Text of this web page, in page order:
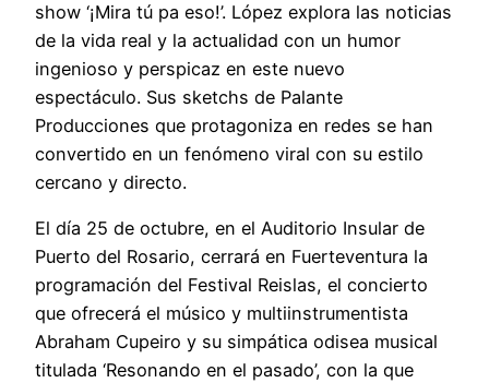
show ‘¡Mira tú pa eso!’. López explora las noticias
de la vida real y la actualidad con un humor
ingenioso y perspicaz en este nuevo
espectáculo. Sus sketchs de Palante
Producciones que protagoniza en redes se han
convertido en un fenómeno viral con su estilo
cercano y directo.
El día 25 de octubre, en el Auditorio Insular de
Puerto del Rosario, cerrará en Fuerteventura la
programación del Festival Reislas, el concierto
que ofrecerá el músico y multiinstrumentista
Abraham Cupeiro y su simpática odisea musical
titulada ‘Resonando en el pasado’, con la que